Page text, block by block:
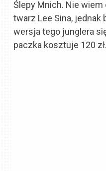
Ślepy Mnich. Nie wiem
twarz Lee Sina, jednak
wersja tego junglera
paczka kosztuje 120 zł.